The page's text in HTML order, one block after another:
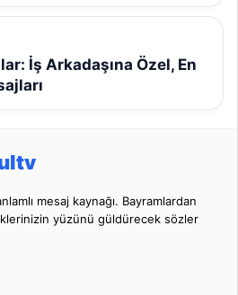
İş Arkadaşına Özel, En
mesaj kaynağı. Bayramlardan
yüzünü güldürecek sözler